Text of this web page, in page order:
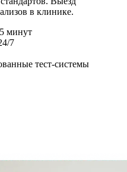
в клинике.
минут
7
тест-системы